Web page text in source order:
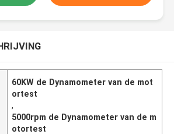
60KW de Dynamometer van de mot
ortest
,
5000rpm de Dynamometer van de m
otortest